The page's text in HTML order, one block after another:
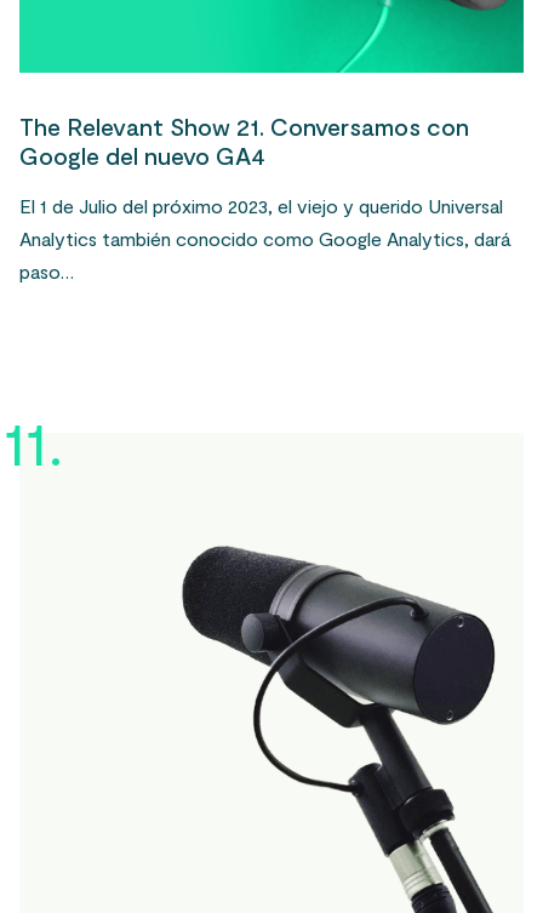
The Relevant Show 21. Conversamos con
Google del nuevo GA4
El 1 de Julio del próximo 2023, el viejo y querido Universal
Analytics también conocido como Google Analytics, dará
paso…
11.